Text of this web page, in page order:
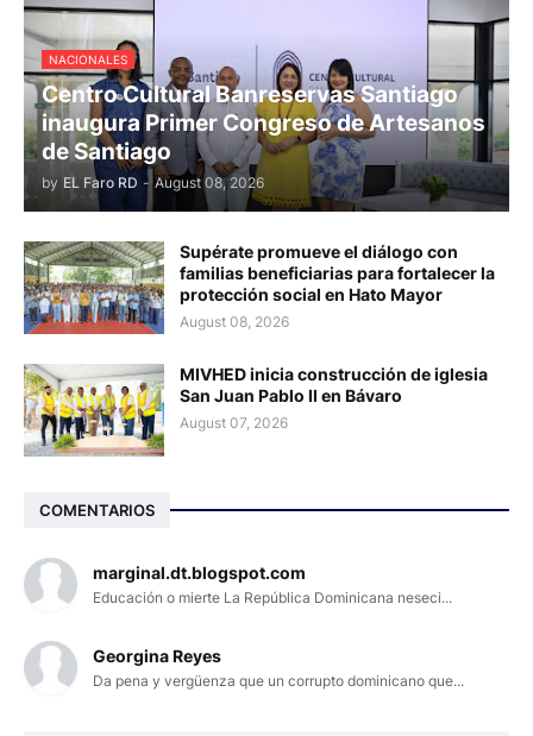
NACIONALES
Centro Cultural Banreservas Santiago
inaugura Primer Congreso de Artesanos
de Santiago
by EL Faro RD - August 08, 2026
Supérate promueve el diálogo con
familias beneficiarias para fortalecer la
protección social en Hato Mayor
August 08, 2026
MIVHED inicia construcción de iglesia
San Juan Pablo II en Bávaro
August 07, 2026
COMENTARIOS
marginal.dt.blogspot.com
Educación o mierte La República Dominicana neseci...
Georgina Reyes
Da pena y vergüenza que un corrupto dominicano que...